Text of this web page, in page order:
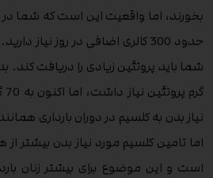
بخورند، اما واقعیت این است که شما در
حدود 300 کالری اضافی در روز
نیاز بدن به کلسیم در دوران بارداری
اما تامین کلسیم مورد نیاز بدن بیشتر
است و این موضوع برای بیشتر زنان